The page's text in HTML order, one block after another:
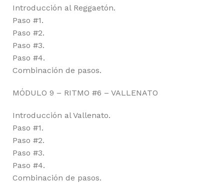
Introducción al Reggaetón.
Paso #1.
Paso #2.
Paso #3.
Paso #4.
Combinación de pasos.
MÓDULO 9 – RITMO #6 – VALLENATO
Introducción al Vallenato.
Paso #1.
Paso #2.
Paso #3.
Paso #4.
Combinación de pasos.